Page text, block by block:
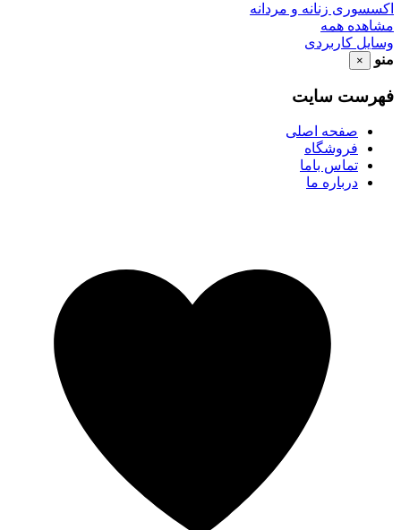
اکسسوری زنانه و مردانه
مشاهده همه
وسایل کاربردی
منو
×
فهرست سایت
صفحه اصلی
فروشگاه
تماس باما
درباره ما